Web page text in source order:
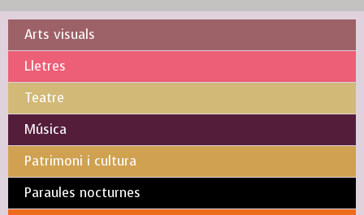
Arts visuals
Lletres
Teatre
Música
Patrimoni i cultura
Paraules nocturnes